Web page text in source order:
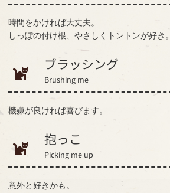
時間をかければ大丈夫。
しっぽの付け根、やさしくトントンが好き。
ブラッシング
Brushing me
機嫌が良ければ喜びます。
抱っこ
Picking me up
意外と好きかも。